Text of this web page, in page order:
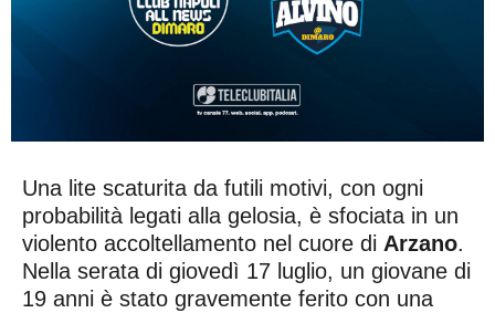
Una lite scaturita da futili motivi, con ogni
probabilità legati alla gelosia, è sfociata in un
violento accoltellamento nel cuore di Arzano.
Nella serata di giovedì 17 luglio, un giovane di
19 anni è stato gravemente ferito con una